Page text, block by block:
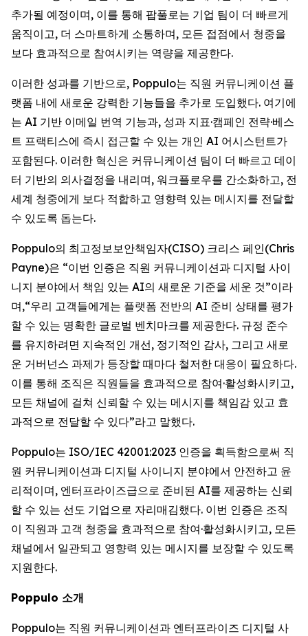
추가될 예정이며, 이를 통해 팝풀로는 기업 팀이 더 빠르게
움직이고, 더 스마트하게 소통하며, 모든 접점에서 청중을
보다 효과적으로 참여시키는 역량을 제공한다.
이러한 성과를 기반으로, Poppulo는 직원 커뮤니케이션 플
랫폼 내에 새로운 강력한 기능들을 추가로 도입했다. 여기에
는 AI 기반 이메일 번역 기능과, 성과 지표·캠페인 전략·베스
트 프랙티스에 즉시 접근할 수 있는 개인 AI 어시스턴트가
포함된다. 이러한 혁신은 커뮤니케이션 팀이 더 빠르고 데이
터 기반의 의사결정을 내리며, 워크플로우를 간소화하고, 전
세계 청중에게 보다 적합하고 영향력 있는 메시지를 전달할
수 있도록 돕는다.
Poppulo의 최고정보보안책임자(CISO) 크리스 페인(Chris
Payne)은 “이번 인증은 직원 커뮤니케이션과 디지털 사이
니지 분야에서 책임 있는 AI의 새로운 기준을 세운 것”이라
며,“우리 고객들에게는 플랫폼 전반의 AI 준비 상태를 평가
할 수 있는 명확한 글로벌 벤치마크를 제공한다. 규정 준수
를 유지하려면 지속적인 개선, 정기적인 감사, 그리고 새로
운 거버넌스 과제가 등장할 때마다 철저한 대응이 필요하다.
이를 통해 조직은 직원들을 효과적으로 참여·활성화시키고,
모든 채널에 걸쳐 신뢰할 수 있는 메시지를 책임감 있고 효
과적으로 전달할 수 있다”라고 말했다.
Poppulo는 ISO/IEC 42001:2023 인증을 획득함으로써 직
원 커뮤니케이션과 디지털 사이니지 분야에서 안전하고 윤
리적이며, 엔터프라이즈급으로 준비된 AI를 제공하는 신뢰
할 수 있는 선도 기업으로 자리매김했다. 이번 인증은 조직
이 직원과 고객 청중을 효과적으로 참여·활성화시키고, 모든
채널에서 일관되고 영향력 있는 메시지를 보장할 수 있도록
지원한다.
Poppulo 소개
Poppulo는 직원 커뮤니케이션과 엔터프라이즈 디지털 사